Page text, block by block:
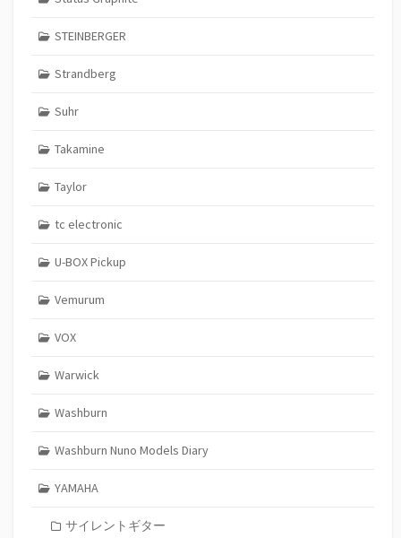
STEINBERGER
Strandberg
Suhr
Takamine
Taylor
tc electronic
U-BOX Pickup
Vemurum
VOX
Warwick
Washburn
Washburn Nuno Models Diary
YAMAHA
サイレントギター